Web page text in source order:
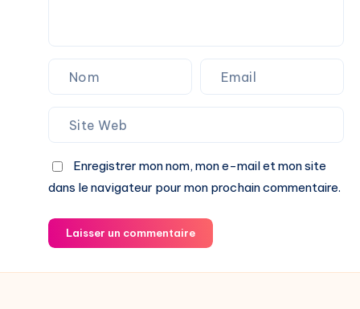
Enregistrer mon nom, mon e-mail et mon site
dans le navigateur pour mon prochain commentaire.
Laisser un commentaire